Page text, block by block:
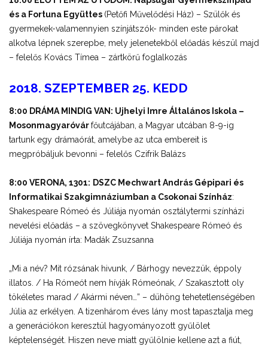
és a Fortuna Együttes (Petőfi Művelődési Ház) – Szülők és
gyermekek-valamennyien színjátszók- minden este párokat
alkotva lépnek szerepbe, mely jelenetekből előadás készül majd
– felelős Kovács Tímea – zártkörű foglalkozás
2018. SZEPTEMBER 25. KEDD
8:00 DRÁMA MINDIG VAN: Ujhelyi Imre Általános Iskola –
Mosonmagyaróvárfőutcájában, a Magyar utcában 8-9-ig
tartunk egy drámaórát, amelybe az utca embereit is
megpróbáljuk bevonni – felelős Czifrik Balázs
8:00 VERONA, 1301: DSZC Mechwart András Gépipari és
Informatikai Szakgimnáziumban a Csokonai Színház:
Shakespeare Rómeó és Júliája nyomán osztálytermi színházi
nevelési előadás – a szövegkönyvet Shakespeare Rómeó és
Júliája nyomán írta: Madák Zsuzsanna
„Mi a név? Mit rózsának hivunk, / Bárhogy nevezzük, éppoly
illatos. / Ha Rómeót nem hívják Rómeónak, / Szakasztott oly
tökéletes marad / Akármi néven…” – dühöng tehetetlenségében
Júlia az erkélyen. A tizenhárom éves lány most tapasztalja meg
a generációkon keresztül hagyományozott gyűlölet
képtelenségét. Hiszen neve miatt gyűlölnie kellene azt a fiút,